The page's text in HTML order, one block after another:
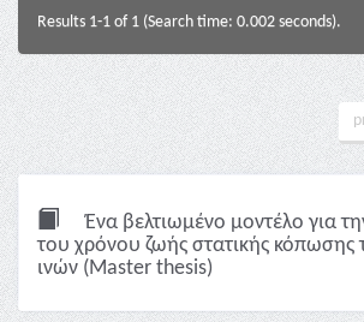
Results 1-1 of 1 (Search time: 0.002 seconds).
Ένα βελτιωμένο μοντέλο για
του χρόνου ζωής στατικής κόπωσης
ινών (Master thesis)